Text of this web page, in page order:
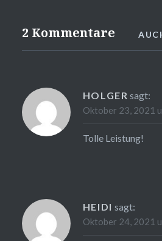
2 Kommentare
HOLGER sagt:
Oktober 23, 2021
Tolle Leistung!
HEIDI sagt:
Oktober 24, 2021